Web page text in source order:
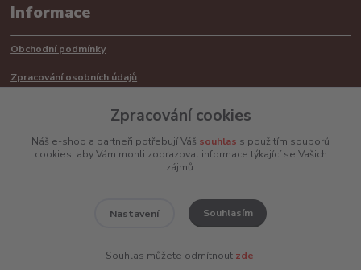
Informace
Obchodní podmínky
Zpracování osobních údajů
Mimosoudní řešení sporů ADR
Vytvořeno na
Eshop-rychle.cz
Zpracování cookies
Náš e-shop a partneři potřebují Váš souhlas s použitím souborů
cookies, aby Vám mohli zobrazovat informace týkající se Vašich
zájmů.
Nastavení Souhlasím
Souhlas můžete odmítnout zde.